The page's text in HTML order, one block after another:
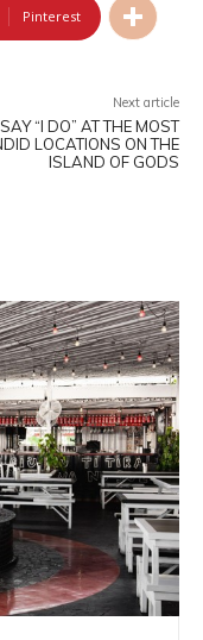
Pinterest
Next article
SAY “I DO” AT THE MOST
LOCATIONS ON THE
ISLAND OF GODS